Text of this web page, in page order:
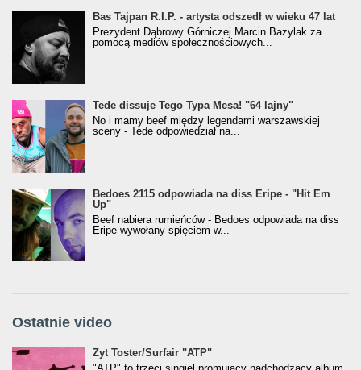
Bas Tajpan R.I.P. - artysta odszedł w wieku 47 lat
Prezydent Dąbrowy Górniczej Marcin Bazylak za
pomocą mediów społecznościowych...
Tede dissuje Tego Typa Mesa! "64 lajny"
No i mamy beef między legendami warszawskiej
sceny - Tede odpowiedział na...
Bedoes 2115 odpowiada na diss Eripe - "Hit Em
Up"
Beef nabiera rumieńców - Bedoes odpowiada na diss
Eripe wywołany spięciem w...
Ostatnie video
Żyt Toster/SurfAir - ATP VIDEO
Żyt Toster/Surfair "ATP"